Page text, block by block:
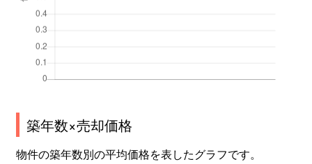
築年数×売却価格
物件の築年数別の平均価格を表したグラフです。